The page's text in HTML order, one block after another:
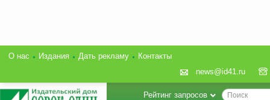
О нас Издания Дать рекламу
Контакты
news@id41.ru
Рейтинг запросов